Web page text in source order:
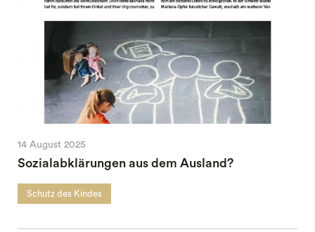
14 August 2025
Sozialabklärungen aus dem Ausland?
Schutz des Kindes